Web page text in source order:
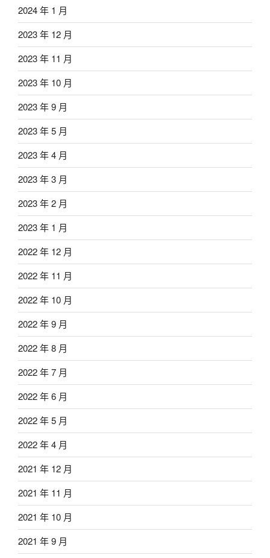
2024 年 1 月
2023 年 12 月
2023 年 11 月
2023 年 10 月
2023 年 9 月
2023 年 5 月
2023 年 4 月
2023 年 3 月
2023 年 2 月
2023 年 1 月
2022 年 12 月
2022 年 11 月
2022 年 10 月
2022 年 9 月
2022 年 8 月
2022 年 7 月
2022 年 6 月
2022 年 5 月
2022 年 4 月
2021 年 12 月
2021 年 11 月
2021 年 10 月
2021 年 9 月